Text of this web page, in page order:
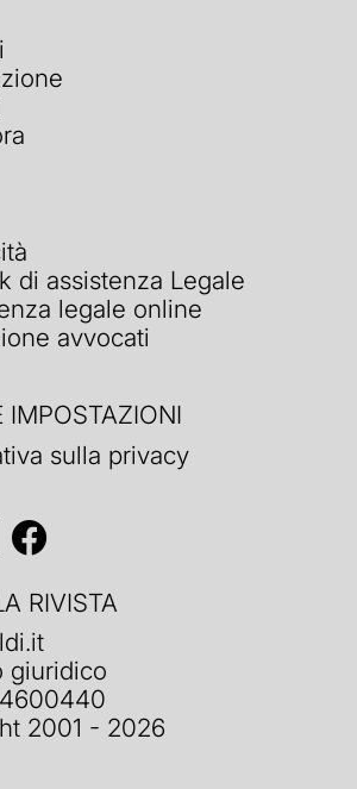
di assistenza Legale
legale online
avvocati
IMPOSTAZIONI
sulla privacy
RIVISTA
giuridico
2001 - 2026